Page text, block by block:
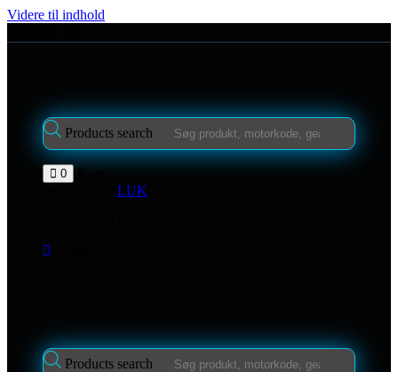
Videre til indhold
Products search
0
LUK
Products search